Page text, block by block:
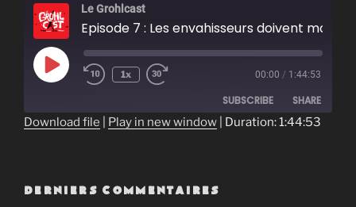
Le Grohlcast
Episode 7 : Les envahisseurs doivent mourir
Play
Episode
1x 00:00 / 1:44:53
SUBSCRIBE SHARE
Download file Play in new window Duration: 1:44:53
DERNIERS COMMENTAIRES